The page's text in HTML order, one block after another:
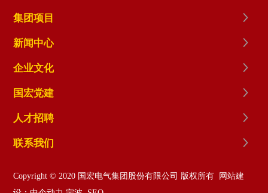
集团项目
新闻中心
企业文化
国宏党建
人才招聘
联系我们
Copyright © 2020 国宏电气集团股份有限公司 版权所有
网站建